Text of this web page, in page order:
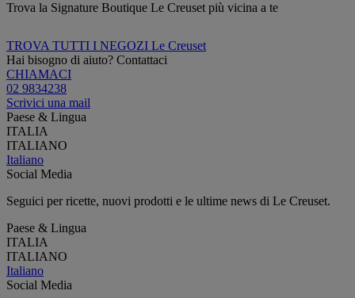
Trova la Signature Boutique Le Creuset più vicina a te
TROVA TUTTI I NEGOZI Le Creuset
Hai bisogno di aiuto? Contattaci
CHIAMACI
02 9834238
Scrivici una mail
Paese & Lingua
ITALIA
ITALIANO
Italiano
Social Media
Seguici per ricette, nuovi prodotti e le ultime news di Le Creuset.
Paese & Lingua
ITALIA
ITALIANO
Italiano
Social Media